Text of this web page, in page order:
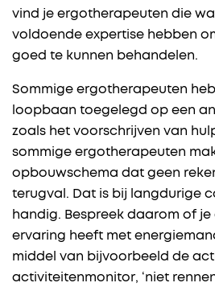
vind je ergotherapeuten die
voldoende expertise hebben
goed te kunnen behandelen.
Sommige ergotherapeuten
loopbaan toegelegd op een
zoals het voorschrijven van
sommige ergotherapeuten
opbouwschema dat geen
terugval. Dat is bij langdurige
handig. Bespreek daarom of
ervaring heeft met
middel van bijvoorbeeld de
activiteitenmonitor, ‘niet